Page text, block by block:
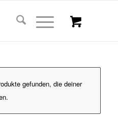
gefunden, die deiner